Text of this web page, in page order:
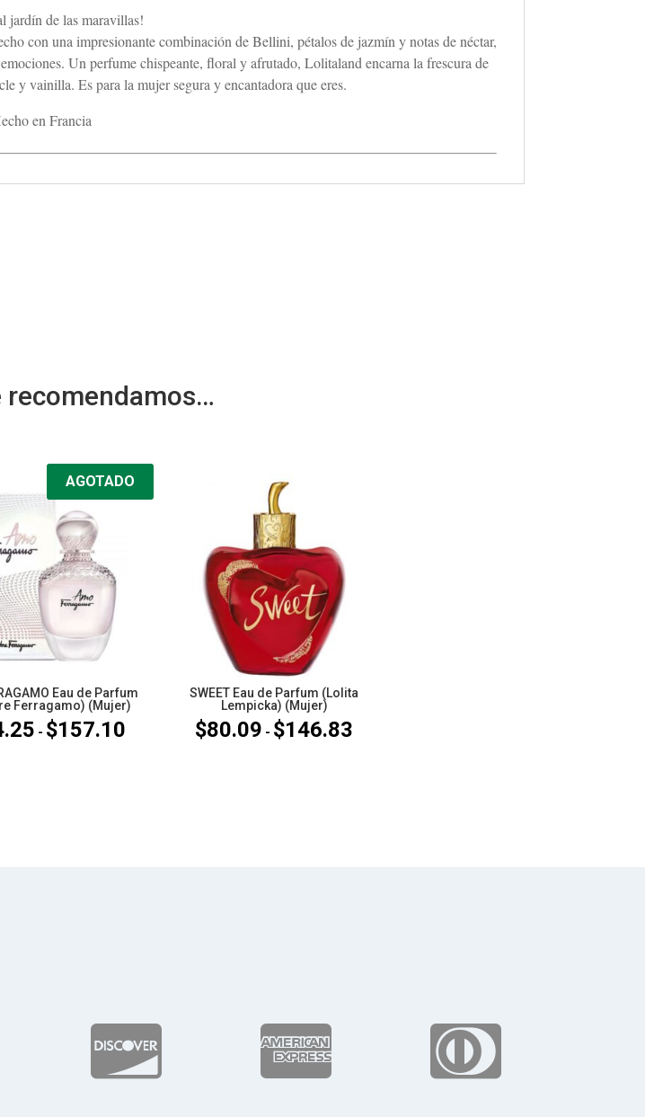
jardín de las maravillas!
con una impresionante combinación de Bellini, pétalos de jazmín y notas de néctar,
Un perfume chispeante, floral y afrutado, Lolitaland encarna la frescura de
y vainilla. Es para la mujer segura y encantadora que eres.
en Francia
recomendamos…
AGOTADO
Eau de Parfum
Ferragamo) (Mujer)
- $157.10
SWEET Eau de Parfum (Lolita
Lempicka) (Mujer)
$80.09 - $146.83
  